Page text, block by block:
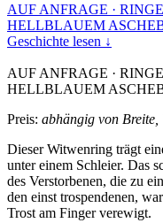
AUF ANFRAGE · RINGE
HELLBLAUEM
Geschichte lesen ↓
AUF ANFRAGE · RINGE
HELLBLAUEM
Preis: abhängig von Breite,
Dieser Witwenring trägt
unter einem Schleier. Das
des Verstorbenen, die zu
den einst trospendenen,
Trost am Finger verewigt.